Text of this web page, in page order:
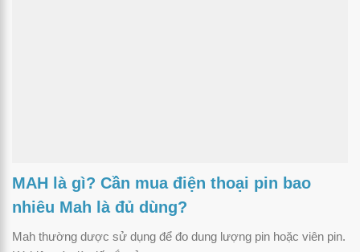
MAH là gì? Cần mua điện thoại pin bao
nhiêu Mah là đủ dùng?
Mah thường dược sử dụng để đo dung lượng pin hoặc viên pin.